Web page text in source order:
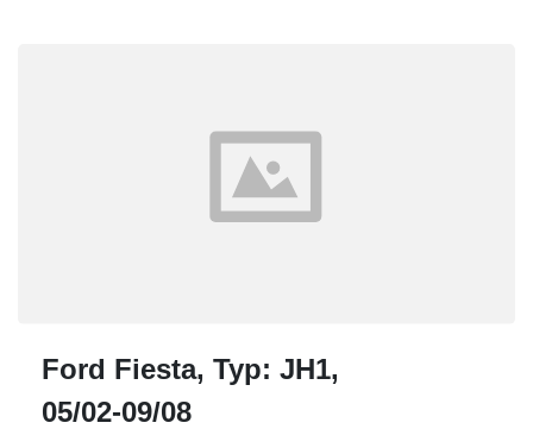
Ford Fiesta, Typ: JH1,
05/02-09/08